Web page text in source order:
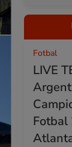
Fotbal
LIVE
Fotbal